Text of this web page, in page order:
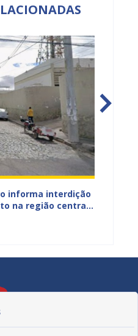
informa interdição
na região central